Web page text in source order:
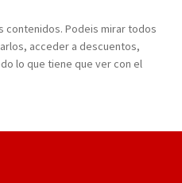
contenidos. Podeis mirar todos
acceder a descuentos,
lo que tiene que ver con el